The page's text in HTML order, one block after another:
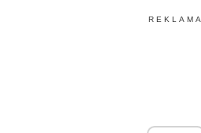
REKLAMA